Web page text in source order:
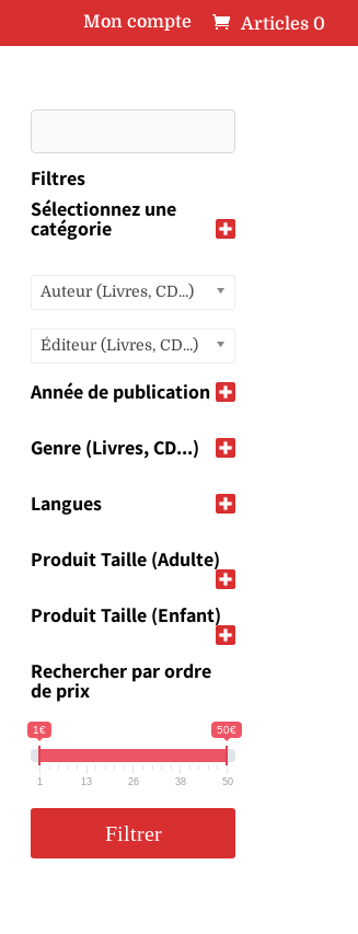
Mon compte Articles 0
Filtres
Sélectionnez une
catégorie
Auteur (Livres, CD...)
Éditeur (Livres, CD...)
Année de publication
Genre (Livres, CD...)
Langues
Produit Taille (Adulte)
Produit Taille (Enfant)
Rechercher par ordre
de prix
1€ 50€
1 13 26 38 50
Filtrer